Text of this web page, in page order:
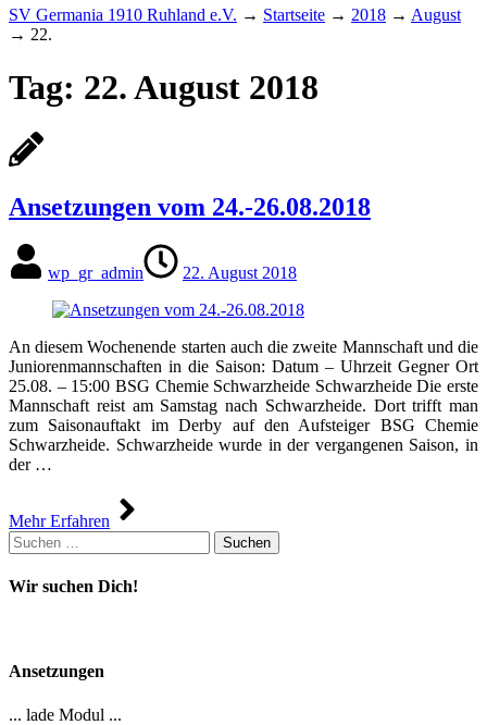
SV Germania 1910 Ruhland e.V. → Startseite → 2018 → August
→ 22.
Tag: 22. August 2018
Ansetzungen vom 24.-26.08.2018
wp_gr_admin 22. August 2018
An diesem Wochenende starten auch die zweite Mannschaft und die
Juniorenmannschaften in die Saison: Datum – Uhrzeit Gegner Ort
25.08. – 15:00 BSG Chemie Schwarzheide Schwarzheide Die erste
Mannschaft reist am Samstag nach Schwarzheide. Dort trifft man
zum Saisonauftakt im Derby auf den Aufsteiger BSG Chemie
Schwarzheide. Schwarzheide wurde in der vergangenen Saison, in
der …
Mehr Erfahren
Suchen
nach:
Wir suchen Dich!
Ansetzungen
... lade Modul ...